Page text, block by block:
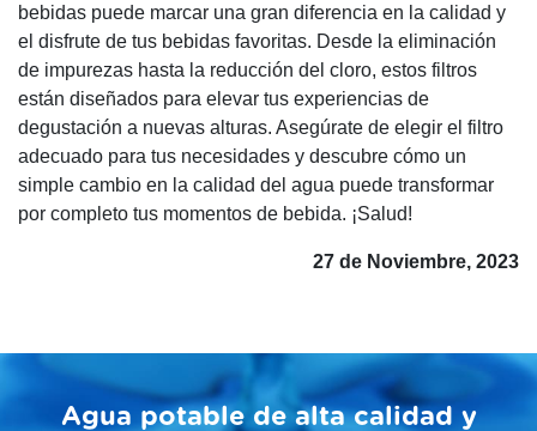
bebidas puede marcar una gran diferencia en la calidad y
el disfrute de tus bebidas favoritas. Desde la eliminación
de impurezas hasta la reducción del cloro, estos filtros
están diseñados para elevar tus experiencias de
degustación a nuevas alturas. Asegúrate de elegir el filtro
adecuado para tus necesidades y descubre cómo un
simple cambio en la calidad del agua puede transformar
por completo tus momentos de bebida. ¡Salud!
27 de Noviembre, 2023
Agua potable de alta calidad y